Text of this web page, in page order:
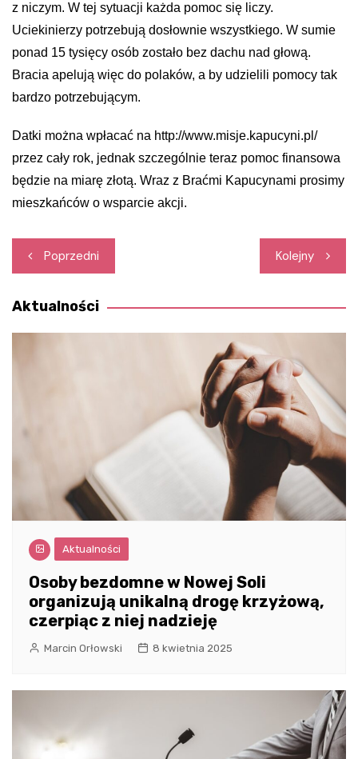
z niczym. W tej sytuacji każda pomoc się liczy.
Uciekinierzy potrzebują dosłownie wszystkiego. W sumie
ponad 15 tysięcy osób zostało bez dachu nad głową.
Bracia apelują więc do polaków, a by udzielili pomocy tak
bardzo potrzebującym.
Datki można wpłacać na http://www.misje.kapucyni.pl/
przez cały rok, jednak szczególnie teraz pomoc finansowa
będzie na miarę złotą. Wraz z Braćmi Kapucynami prosimy
mieszkańców o wsparcie akcji.
Nawigacja
wpisu
Poprzedni Kolejny
Aktualności
Aktualności
Osoby bezdomne w Nowej Soli
organizują unikalną drogę krzyżową,
czerpiąc z niej nadzieję
Marcin Orłowski 8 kwietnia 2025